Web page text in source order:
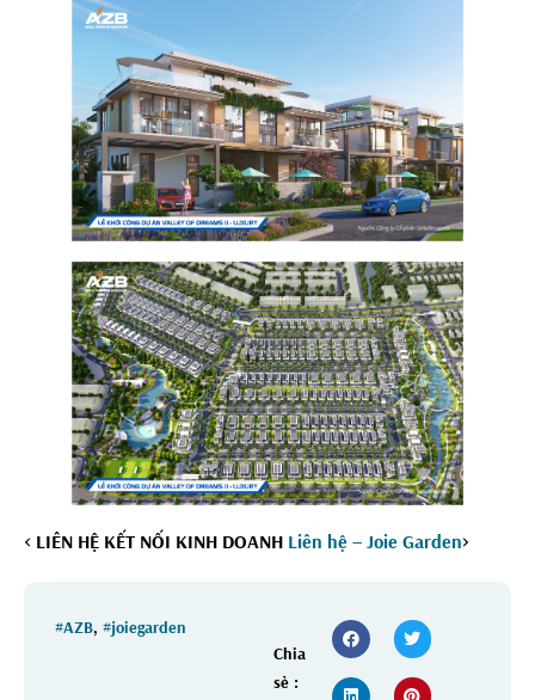
< LIÊN HỆ KẾT NỐI KINH DOANH Liên hệ – Joie Garden>
#AZB, #joiegarden
Chia
sẻ :